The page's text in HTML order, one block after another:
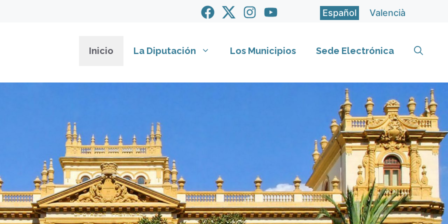
Español Valencià
Inicio La Diputación Los Municipios Sede Electrónica